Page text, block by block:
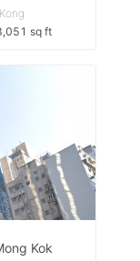
sq ft
Kok